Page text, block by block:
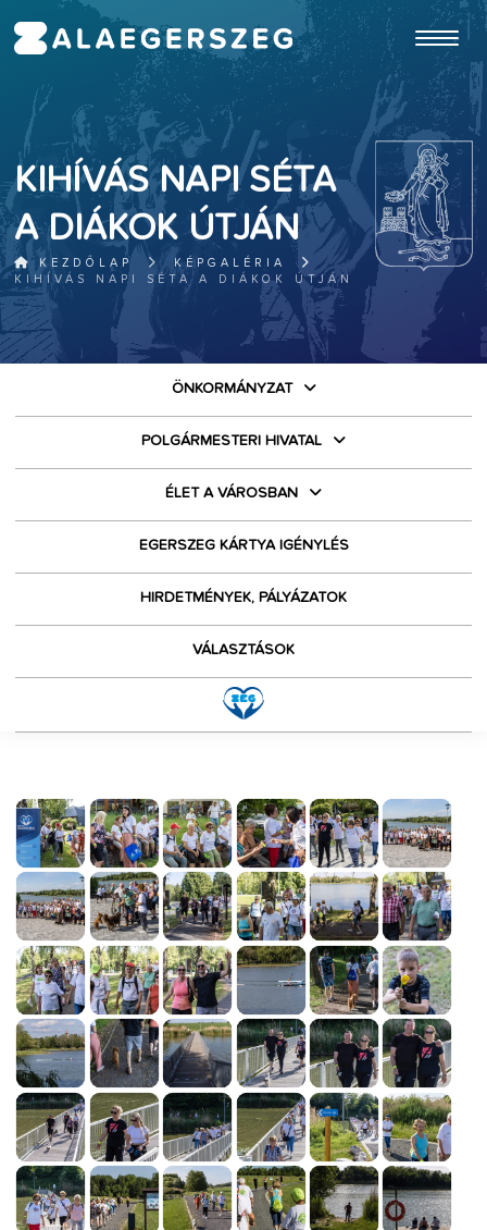
ugrás a fő tartalomhoz
KIHÍVÁS NAPI SÉTA
A DIÁKOK ÚTJÁN
KEZDŐLAP
KÉPGALÉRIA
KIHÍVÁS NAPI SÉTA A DIÁKOK ÚTJÁN
ÖNKORMÁNYZAT
POLGÁRMESTERI HIVATAL
ÉLET A VÁROSBAN
EGERSZEG KÁRTYA IGÉNYLÉS
HIRDETMÉNYEK, PÁLYÁZATOK
VÁLASZTÁSOK